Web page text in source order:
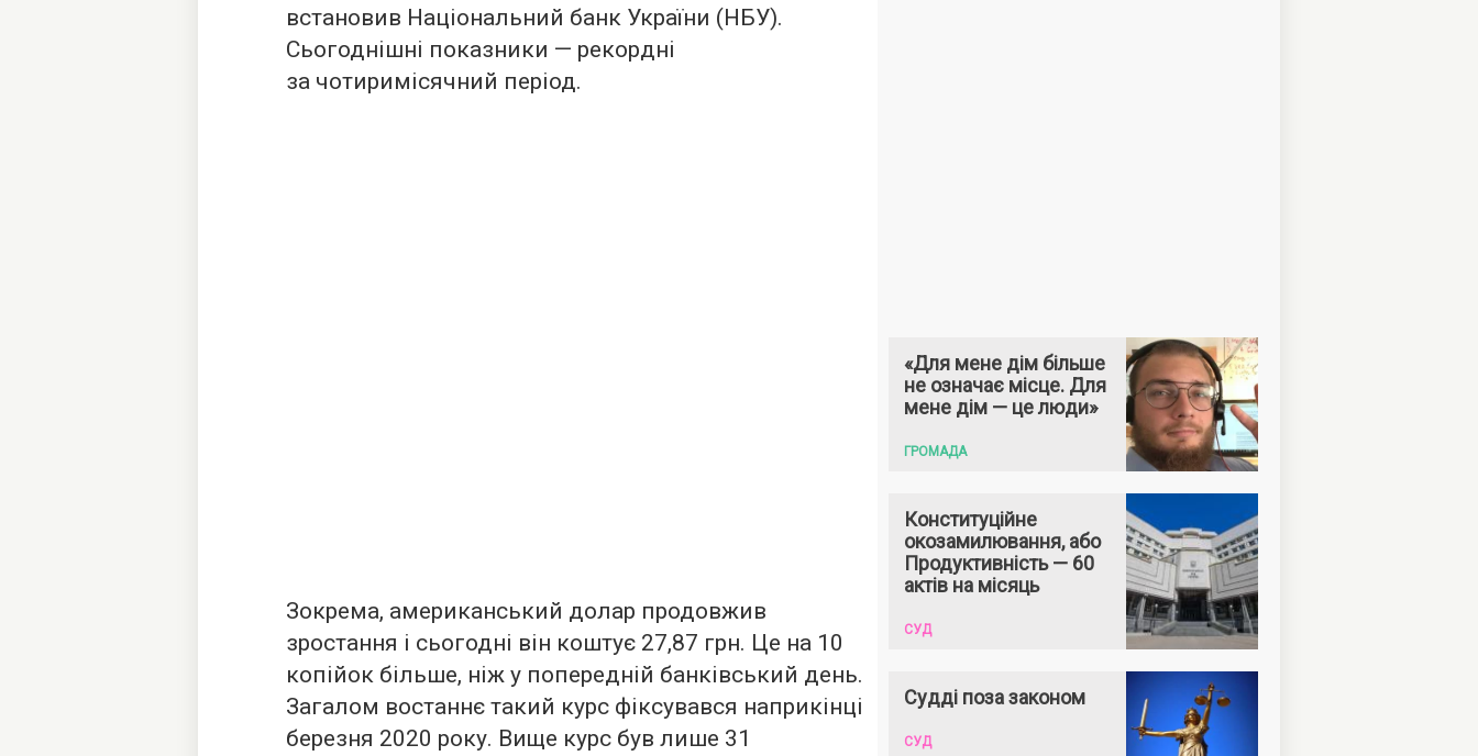
встановив Національний банк України (НБУ).
Сьогоднішні показники — рекордні
за чотиримісячний період.
Зокрема, американський долар продовжив
зростання і сьогодні він коштує 27,87 грн. Це на 10
копійок більше, ніж у попередній банківський день.
Загалом востаннє такий курс фіксувався наприкінці
березня 2020 року. Вище курс був лише 31
«Для мене дім більше
не означає місце. Для
мене дім — це люди»
ГРОМАДА
Конституційне
окозамилювання, або
Продуктивність — 60
актів на місяць
СУД
Судді поза законом
СУД